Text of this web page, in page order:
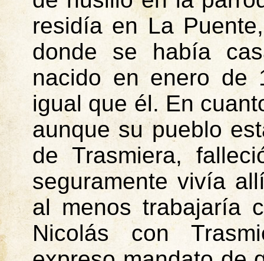
residía en La
donde se había
nacido en enero de
igual que él. En
aunque su pueblo
deTrasmiera,
seguramente vivía
al menos trabajaría
Nicolás con